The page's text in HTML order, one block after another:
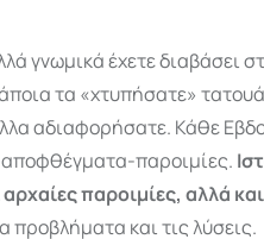
γνωμικά έχετε διαβάσει
τα «χτυπήσατε»
αδιαφορήσατε. Κάθε
παροιμίες.
παροιμίες, αλλά
προβλήματα και τις λύσεις.